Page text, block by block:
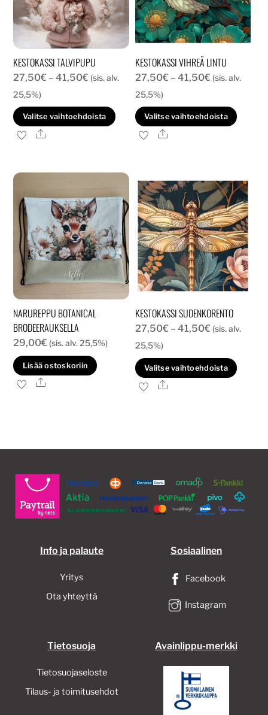
KESTOKASSI TALVIPUPU
27,50€ – 41,50€ Hintaluokka:
-
41,50€
(sis. alv.
25,5%)
Valitse vaihtoehdoista
Tällä
tuotteella
muunnelma.
Voit
tehdä
valinnat
tuotteen
sivulla.
Ale
KESTOKASSI VIHREÄ LINTU
27,50€ – 41,50€Hintaluokka:
-
41,50€
(sis. alv.
25,5%)
Valitse vaihtoehdoista
Voit
tehdä
Ale
NARUREPPU BOTANICAL
BRODEERAUKSELLA
29,00€ (sis. alv. 25,5%)
Lisää ostoskoriin
Ale
KESTOKASSI SUDENKORENTO
27,50€ – 41,50€Hintaluokka:
-
41,50€
(sis. alv.
25,5%)
Valitse vaihtoehdoista
Voit
Ale
Info ja palaute
Yritys
Ota yhteyttä
Sosiaalinen
Facebook
Instagram
Tietosuoja
Tietosuojaseloste
Tilaus- ja toimitusehdot
Avainlippu-merkki